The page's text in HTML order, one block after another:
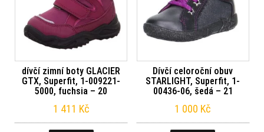
dívčí zimní boty GLACIER
GTX, Superfit, 1-009221-
5000, fuchsia – 20
1 411 Kč
Dívčí celoroční obuv
STARLIGHT, Superfit, 1-
00436-06, šedá – 21
1 000 Kč